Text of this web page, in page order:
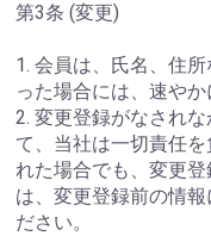
第3条 (変更)
1. 会員は、氏名、住
った場合には、速や
2. 変更登録がなされ
て、当社は一切責任
れた場合でも、変更
は、変更登録前の情
ださい。